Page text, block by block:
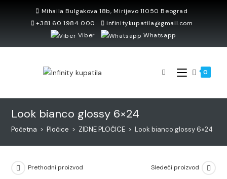
Mihaila Bulgakova 18b, Mirijevo 11050 Beograd
+381 60 1984 000
infinitykupatila@gmail.com
Viber
Whatsapp
0
Look bianco glossy 6×24
Početna > Pločice > ZIDNE PLOČICE > Look bianco glossy 6×24
Prethodni proizvod Sledeći proizvod